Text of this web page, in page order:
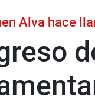
Alva hace